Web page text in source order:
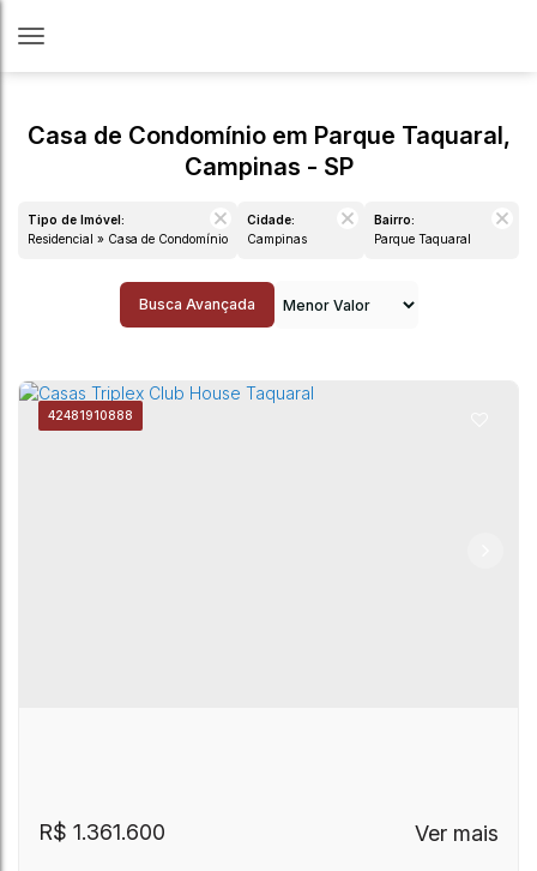
Casa de Condomínio em Parque Taquaral,
Campinas - SP
Tipo de Imóvel:
Residencial » Casa de Condomínio
Cidade:
Campinas
Bairro:
Parque Taquaral
Busca Avançada
42481910888
R$ 1.361.600